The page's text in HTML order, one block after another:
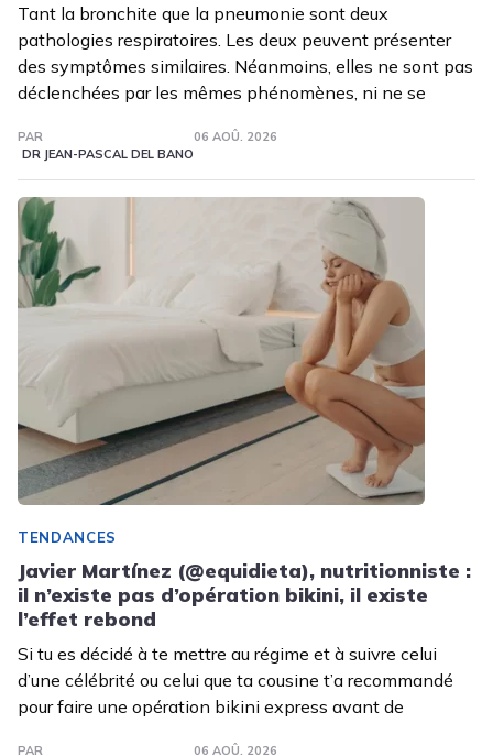
Tant la bronchite que la pneumonie sont deux
pathologies respiratoires. Les deux peuvent présenter
des symptômes similaires. Néanmoins, elles ne sont pas
déclenchées par les mêmes phénomènes, ni ne se
PAR
DR JEAN-PASCAL DEL BANO
06 AOÛ. 2026
TENDANCES
Javier Martínez (@equidieta), nutritionniste :
il n’existe pas d’opération bikini, il existe
l’effet rebond
Si tu es décidé à te mettre au régime et à suivre celui
d’une célébrité ou celui que ta cousine t’a recommandé
pour faire une opération bikini express avant de
PAR 06 AOÛ. 2026